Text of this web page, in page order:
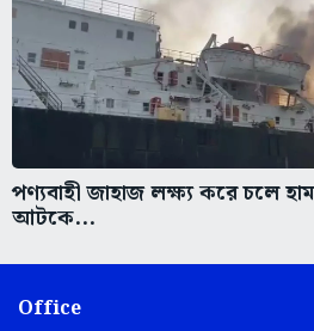
পণ্যবাহী জাহাজ লক্ষ্য করে চলে
আটকে...
Office